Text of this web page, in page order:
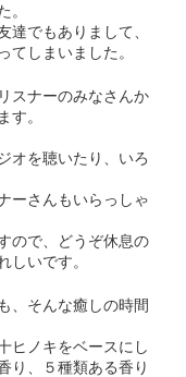
。
達でもありまして、
てしまいました。
スナーのみなさんか
す。
オを聴いたり、いろ
ーさんもいらっしゃ
ので、どうぞ休息の
しいです。
、そんな癒しの時間
ヒノキをベースにし
り、５種類ある香り